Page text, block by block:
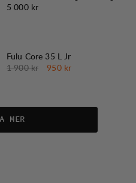
Pris:
5 000 kr
REA :
Fulu Core 35 L Jr
Originalpris:
1 900 kr Reapris
950 kr
MER